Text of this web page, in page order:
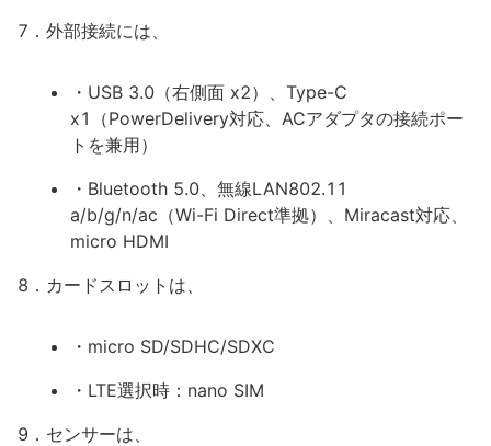
7．外部接続には、
・USB 3.0（右側面 x2）、Type-C
x1（PowerDelivery対応、ACアダプタの接続ポー
トを兼用）
・Bluetooth 5.0、無線LAN802.11
a/b/g/n/ac（Wi-Fi Direct準拠）、Miracast対応、
micro HDMI
8．カードスロットは、
・micro SD/SDHC/SDXC
・LTE選択時：nano SIM
9．センサーは、